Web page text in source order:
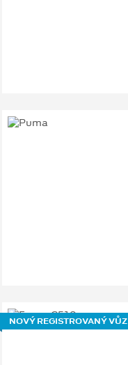
NOVÝ REGISTROVANÝ VŮZ